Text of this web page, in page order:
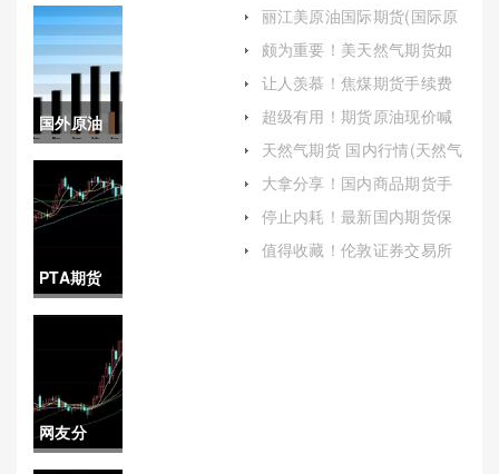
国外原油
进口(国外
原油进口
谁)
PTA期货
2021年行
货行情分
析)
网友分
丽江美原油国际期货(国际原
油期货走势图)
颇为重要！美天然气期货如
何开户（为投资者提供了对
冲风险和投机获利的机会）
让人羡慕！焦煤期货手续费
（结合自身的投资策略和风
险承受能力做出合理的决
策）
超级有用！期货原油现价喊
单(市场洞察与风险评估)
天然气期货 国内行情(天然气
期货国内行情走势)
大拿分享！国内商品期货手
续费(国内商品期货手续费一
览表)
停止内耗！最新国内期货保
证金（帮助投资者更好地理
解和应用保证金制度）
值得收藏！伦敦证券交易所